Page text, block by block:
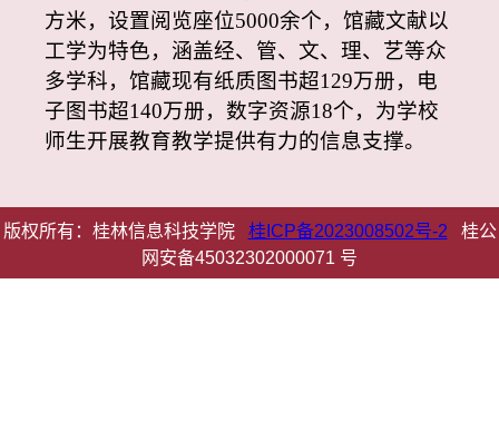
方米，设置阅览座位5000余个，馆藏文献以
工学为特色，涵盖经、管、文、理、艺等众
多学科，馆藏现有纸质图书超129万册，电
子图书超140万册，数字资源18个，为学校
师生开展教育教学提供有力的信息支撑。
版权所有：桂林信息科技学院 桂ICP备2023008502号-2 桂公
网安备45032302000071 号